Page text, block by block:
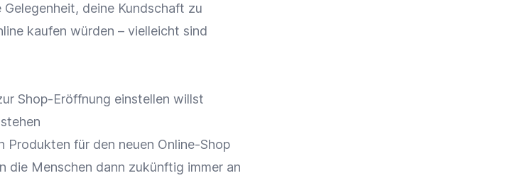
deine Kundschaft zu
kaufen würden – vielleicht sind
Shop-Eröffnung einstellen willst
Produkten für den neuen Online-Shop
die Menschen dann zukünftig immer an